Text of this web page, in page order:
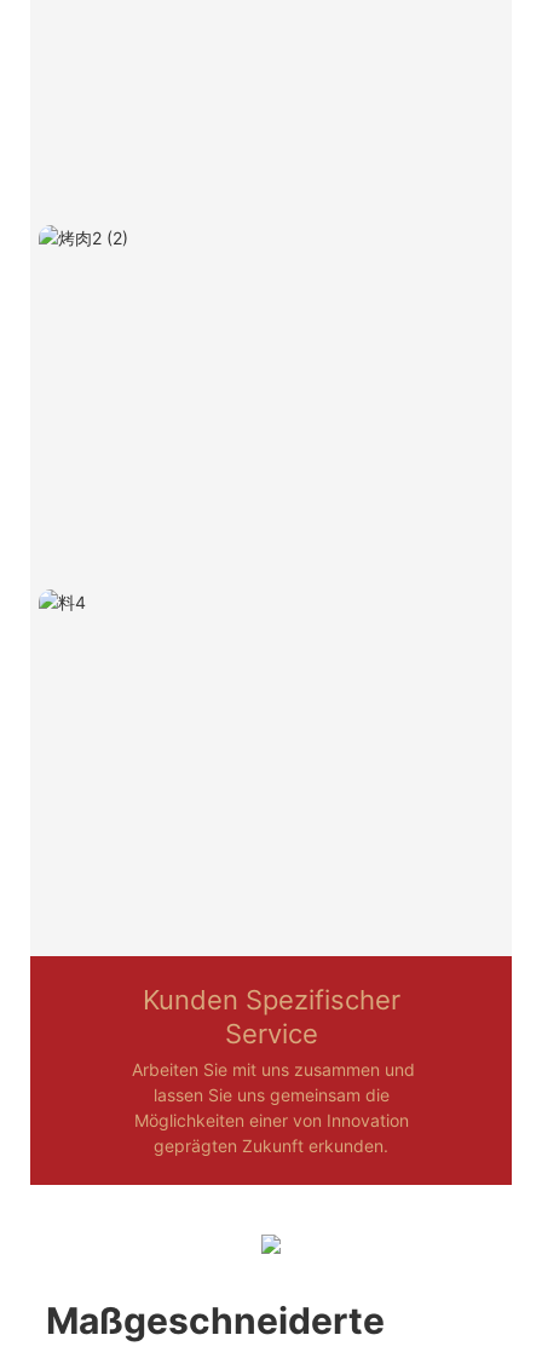
Kunden Spezifischer
Service
Arbeiten Sie mit uns zusammen und
lassen Sie uns gemeinsam die
Möglichkeiten einer von Innovation
geprägten Zukunft erkunden.
Maßgeschneiderte